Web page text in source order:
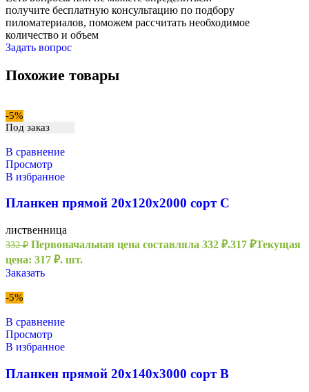
получите бесплатную консультацию по подбору
пиломатериалов, поможем рассчитать необходимое
количество и объем
Задать вопрос
Похожие товары
-5%
Под заказ
В сравнение
Просмотр
В избранное
Планкен прямой 20х120х2000 сорт С
лиственница
332₽ Первоначальная цена составляла 332 ₽.317 ₽Текущая
цена: 317 ₽. шт.
Заказать
-5%
В сравнение
Просмотр
В избранное
Планкен прямой 20х140х3000 сорт В